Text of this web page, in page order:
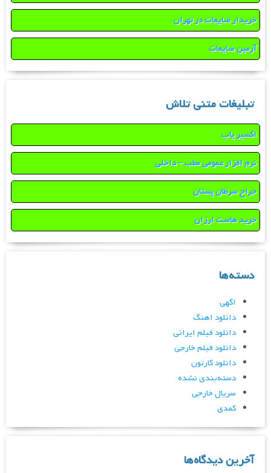
خریدار ضایعات در تهران
آرمین ضایعات
تبلیغات متنی تلاش
اکسیر یاب
نرم افزار عمومی مطب – داخلی
جراح سرطان پستان
خرید هاست ارزان
دسته‌ها
اگهی
دانلود اهنگ
دانلود فیلم ایرانی
دانلود فیلم خارجی
دانلود کارتون
دسته‌بندی نشده
سریال خارجی
کمدی
آخرین دیدگاه‌ها